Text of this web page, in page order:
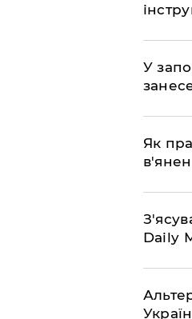
У
Як
Daily